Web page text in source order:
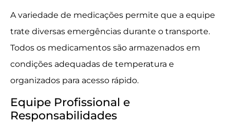
A variedade de medicações permite que a equipe
trate diversas emergências durante o transporte.
Todos os medicamentos são armazenados em
condições adequadas de temperatura e
organizados para acesso rápido.
Equipe Profissional e
Responsabilidades